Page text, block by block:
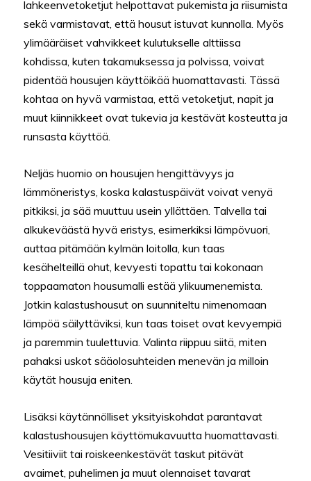
lahkeenvetoketjut helpottavat pukemista ja riisumista
sekä varmistavat, että housut istuvat kunnolla. Myös
ylimääräiset vahvikkeet kulutukselle alttiissa
kohdissa, kuten takamuksessa ja polvissa, voivat
pidentää housujen käyttöikää huomattavasti. Tässä
kohtaa on hyvä varmistaa, että vetoketjut, napit ja
muut kiinnikkeet ovat tukevia ja kestävät kosteutta ja
runsasta käyttöä.
Neljäs huomio on housujen hengittävyys ja
lämmöneristys, koska kalastuspäivät voivat venyä
pitkiksi, ja sää muuttuu usein yllättäen. Talvella tai
alkukeväästä hyvä eristys, esimerkiksi lämpövuori,
auttaa pitämään kylmän loitolla, kun taas
kesähelteillä ohut, kevyesti topattu tai kokonaan
toppaamaton housumalli estää ylikuumenemista.
Jotkin kalastushousut on suunniteltu nimenomaan
lämpöä säilyttäviksi, kun taas toiset ovat kevyempiä
ja paremmin tuulettuvia. Valinta riippuu siitä, miten
pahaksi uskot sääolosuhteiden menevän ja milloin
käytät housuja eniten.
Lisäksi käytännölliset yksityiskohdat parantavat
kalastushousujen käyttömukavuutta huomattavasti.
Vesitiiviit tai roiskeenkestävät taskut pitävät
avaimet, puhelimen ja muut olennaiset tavarat